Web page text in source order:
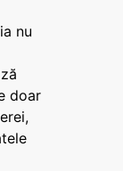
nu
doar